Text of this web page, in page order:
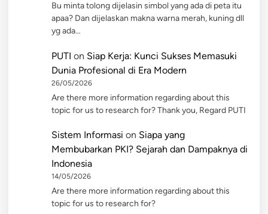
Bu minta tolong dijelasin simbol yang ada di peta itu
apaa? Dan dijelaskan makna warna merah, kuning dll
yg ada…
PUTI on Siap Kerja: Kunci Sukses Memasuki
Dunia Profesional di Era Modern
26/05/2026
Are there more information regarding about this
topic for us to research for? Thank you, Regard PUTI
Sistem Informasi on Siapa yang
Membubarkan PKI? Sejarah dan Dampaknya di
Indonesia
14/05/2026
Are there more information regarding about this
topic for us to research for?